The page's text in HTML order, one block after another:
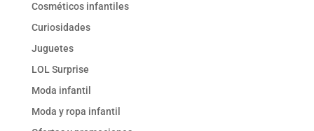
Cosméticos infantiles
Curiosidades
Juguetes
LOL Surprise
Moda infantil
Moda y ropa infantil